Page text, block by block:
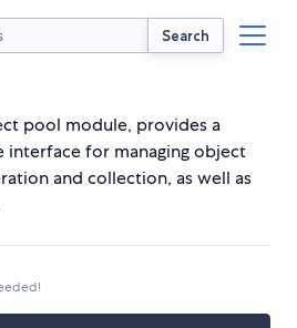
Search
pool module, provides a
interface for managing object
and collection, as well as